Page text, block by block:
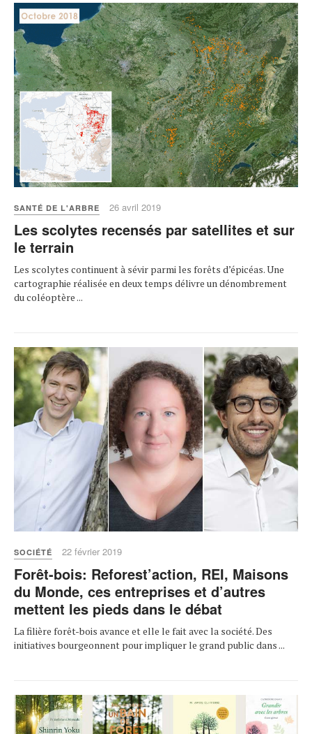
SANTÉ DE L'ARBRE 26 avril 2019
Les scolytes recensés par satellites et sur
le terrain
Les scolytes continuent à sévir parmi les forêts d’épicéas. Une
cartographie réalisée en deux temps délivre un dénombrement
du coléoptère ...
SOCIÉTÉ 22 février 2019
Forêt-bois: Reforest’action, REI, Maisons
du Monde, ces entreprises et d’autres
mettent les pieds dans le débat
La filière forêt-bois avance et elle le fait avec la société. Des
initiatives bourgeonnent pour impliquer le grand public dans ...